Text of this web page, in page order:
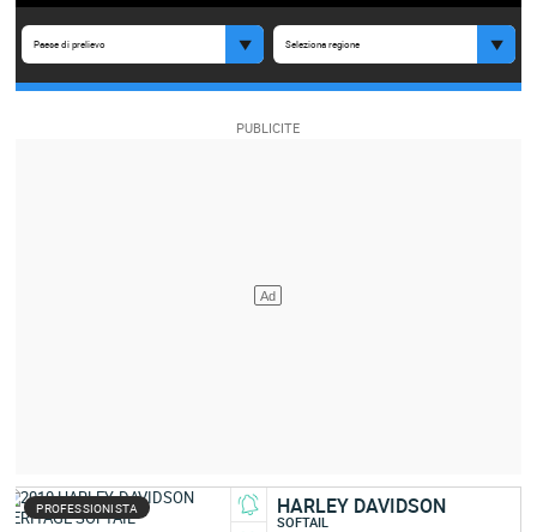
Paese di prelievo Seleziona regione
PROFESSIONISTA HARLEY DAVIDSON
SOFTAIL